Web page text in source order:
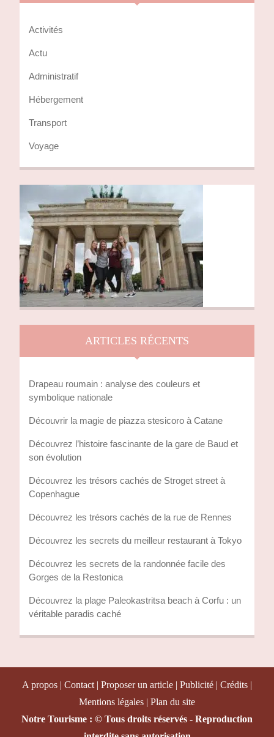
Activités
Actu
Administratif
Hébergement
Transport
Voyage
ARTICLES RÉCENTS
Drapeau roumain : analyse des couleurs et
symbolique nationale
Découvrir la magie de piazza stesicoro à Catane
Découvrez l’histoire fascinante de la gare de Baud et
son évolution
Découvrez les trésors cachés de Stroget street à
Copenhague
Découvrez les trésors cachés de la rue de Rennes
Découvrez les secrets du meilleur restaurant à Tokyo
Découvrez les secrets de la randonnée facile des
Gorges de la Restonica
Découvrez la plage Paleokastritsa beach à Corfu : un
véritable paradis caché
A propos | Contact | Proposer un article | Publicité | Crédits |
Mentions légales | Plan du site
Notre Tourisme : © Tous droits réservés - Reproduction